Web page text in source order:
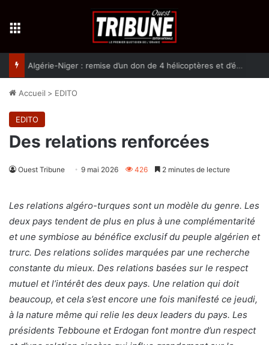
Algérie-Niger : remise d’un don de 4 hélicoptères et d’équipement militaires à l’armée nigérienne
Accueil > EDITO
EDITO
Des relations renforcées
Ouest Tribune 9 mai 2026 426 2 minutes de lecture
Les relations algéro-turques sont un modèle du genre. Les
deux pays tendent de plus en plus à une complémentarité
et une symbiose au bénéfice exclusif du peuple algérien et
trurc. Des relations solides marquées par une recherche
constante du mieux. Des relations basées sur le respect
mutuel et l’intérêt des deux pays. Une relation qui doit
beaucoup, et cela s’est encore une fois manifesté ce jeudi,
à la nature même qui relie les deux leaders du pays. Les
présidents Tebboune et Erdogan font montre d’un respect